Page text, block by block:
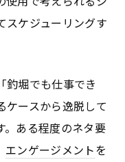
スケジューリングす
釣堀でも仕事でき
ケースから逸脱して
。ある程度のネタ要
エンゲージメントを